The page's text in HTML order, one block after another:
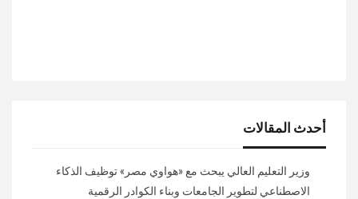
أحدث المقالات
وزير التعليم العالي يبحث مع «هواوي مصر» توظيف الذكاء
الاصطناعي لتطوير الجامعات وبناء الكوادر الرقمية